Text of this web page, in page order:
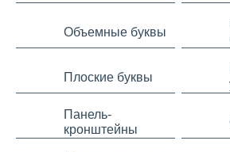
Объемные буквы
Плоские буквы
Панель-
кронштейны